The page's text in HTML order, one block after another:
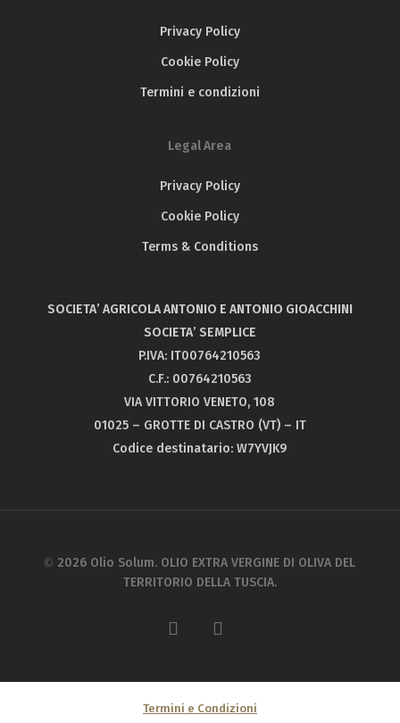
Privacy Policy
Cookie Policy
Termini e condizioni
Legal Area
Privacy Policy
Cookie Policy
Terms & Conditions
SOCIETA’ AGRICOLA ANTONIO E ANTONIO GIOACCHINI
SOCIETA’ SEMPLICE
P.IVA: IT00764210563
C.F.: 00764210563
VIA VITTORIO VENETO, 108
01025 – GROTTE DI CASTRO (VT) – IT
Codice destinatario: W7YVJK9
© 2026 Olio Solum. OLIO EXTRA VERGINE DI OLIVA DEL
TERRITORIO DELLA TUSCIA.
facebookinstagram
Termini e Condizioni